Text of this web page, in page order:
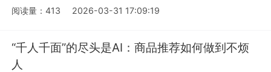
阅读量：413 2026-03-31 17:09:19
“千人千面”的尽头是AI：商品推荐如何做到不烦
人